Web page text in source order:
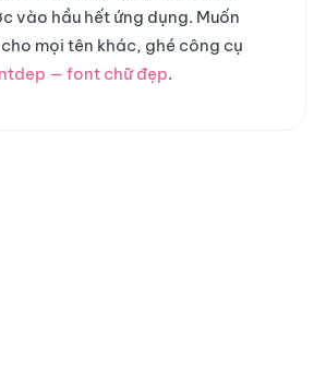
vào hầu hết ứng dụng. Muốn
mọi tên khác, ghé công cụ
— font chữ đẹp.